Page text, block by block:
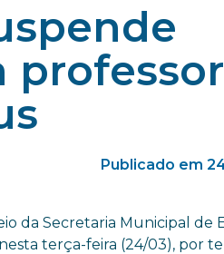
Publicado em
da Secretaria Municipal de
terça-feira (24/03), por